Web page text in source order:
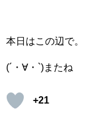
本日はこの辺で。
(´・∀・`)またね
+21